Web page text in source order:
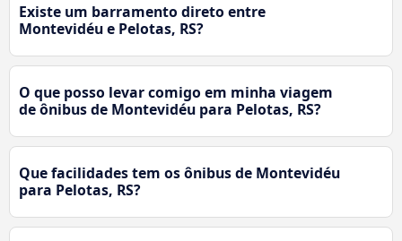
Existe um barramento direto entre
Montevidéu e Pelotas, RS?
O que posso levar comigo em minha viagem
de ônibus de Montevidéu para Pelotas, RS?
Que facilidades tem os ônibus de Montevidéu
para Pelotas, RS?